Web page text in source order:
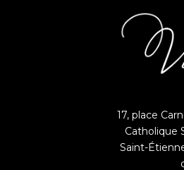
17, place
Catholique
Saint-